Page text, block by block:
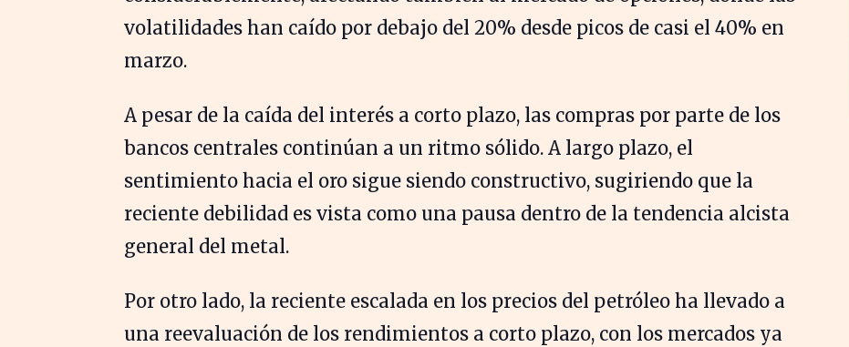
volatilidades han caído por debajo del 20% desde picos de casi el 40% en
marzo.
A pesar de la caída del interés a corto plazo, las compras por parte de los
bancos centrales continúan a un ritmo sólido. A largo plazo, el
sentimiento hacia el oro sigue siendo constructivo, sugiriendo que la
reciente debilidad es vista como una pausa dentro de la tendencia alcista
general del metal.
Por otro lado, la reciente escalada en los precios del petróleo ha llevado a
una reevaluación de los rendimientos a corto plazo, con los mercados ya